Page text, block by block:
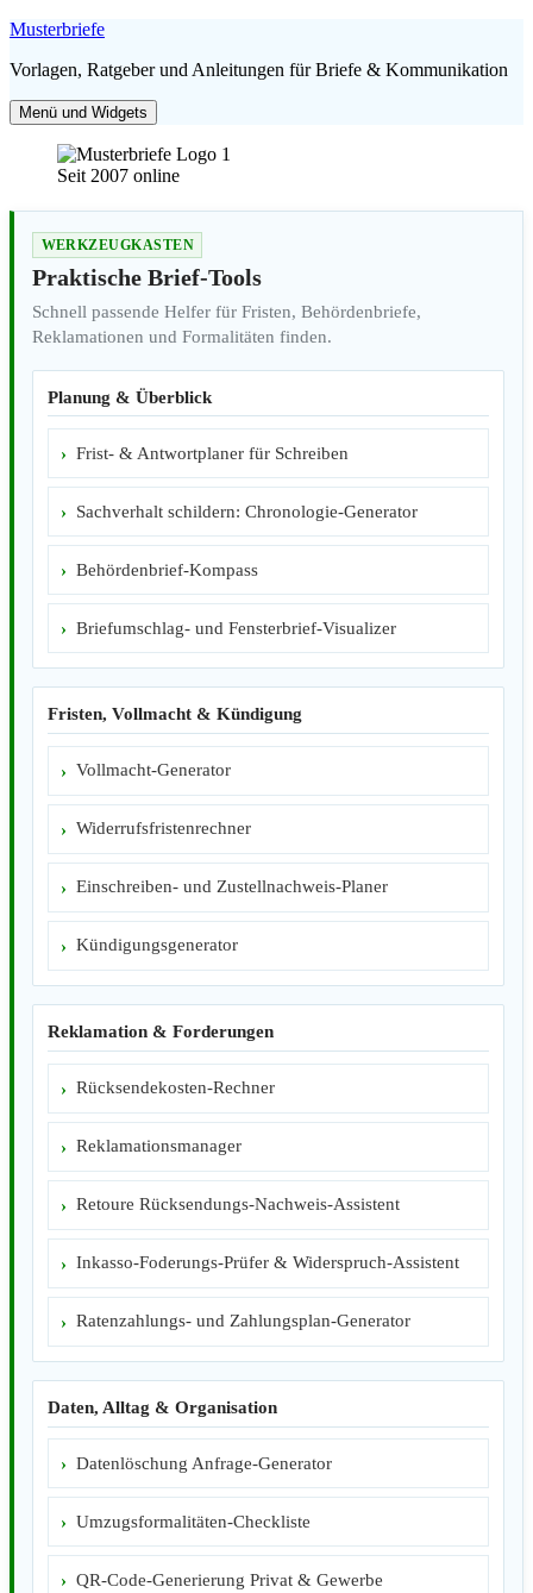
Zum
springen
Musterbriefe
Vorlagen, Ratgeber und Anleitungen für Briefe & Kommunikation
Menü und Widgets
Seit 2007 online
WERKZEUGKASTEN
Praktische Brief-Tools
Schnell passende Helfer für Fristen, Behördenbriefe,
Reklamationen und Formalitäten finden.
Planung & Überblick
Frist- & Antwortplaner für Schreiben
Sachverhalt schildern: Chronologie-Generator
Behördenbrief-Kompass
Briefumschlag- und Fensterbrief-Visualizer
Fristen, Vollmacht & Kündigung
Vollmacht-Generator
Widerrufsfristenrechner
Einschreiben- und Zustellnachweis-Planer
Kündigungsgenerator
Reklamation & Forderungen
Rücksendekosten-Rechner
Reklamationsmanager
Retoure Rücksendungs-Nachweis-Assistent
Inkasso-Foderungs-Prüfer & Widerspruch-Assistent
Ratenzahlungs- und Zahlungsplan-Generator
Daten, Alltag & Organisation
Datenlöschung Anfrage-Generator
Umzugsformalitäten-Checkliste
QR-Code-Generierung Privat & Gewerbe